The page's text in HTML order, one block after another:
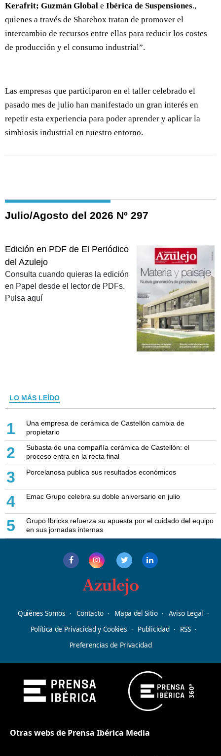
Kerafrit; Guzmán Global e Ibérica de Suspensiones.,
quienes a través de Sharebox tratan de promover el
intercambio de recursos entre ellas para reducir los costes
de producción y el consumo industrial”.
Las empresas que participaron en el taller celebrado el
pasado mes de julio han manifestado un gran interés en
repetir esta experiencia para poder aprender y aplicar la
simbiosis industrial en nuestro entorno.
Julio/Agosto del 2026 Nº 297
Edición en PDF de El Periódico
del Azulejo
Consulta cuando quieras la edición
en Papel desde el lector de PDFs.
Pulsa aquí
LO MÁS LEÍDO
1
Una empresa de cerámica de Castellón cambia de
propietario
2
Subasta de una compañía cerámica de Castellón: el
proceso entra en la recta final
3 Porcelanosa publica sus resultados económicos
4 Emac Grupo celebra su doble aniversario en julio
5
Grupo Ibricks refuerza su apuesta por el cuidado del equipo
en sus jornadas internas
Quiénes Somos Contacto Mapa del Sitio
Aviso Legal
Política de Privacidad y Cookies
Publicidad
RSS
Preferencias de Privacidad
Otras webs de Prensa Ibérica Media